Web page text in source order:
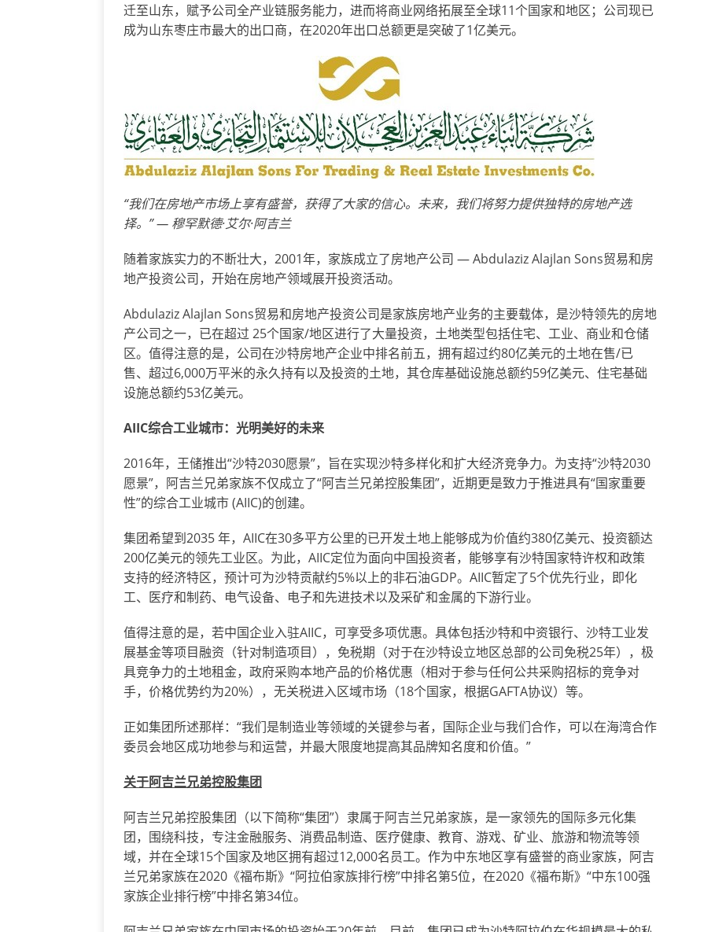
迁至山东，赋予公司全产业链服务能力，进而将商业网络拓展至全球11个国家和地区；公司现已
成为山东枣庄市最大的出口商，在2020年出口总额更是突破了1亿美元。
“我们在房地产市场上享有盛誉，获得了大家的信心。未来，我们将努力提供独特的房地产选
择。” — 穆罕默德·艾尔·阿吉兰
随着家族实力的不断壮大，2001年，家族成立了房地产公司 — Abdulaziz Alajlan Sons贸易和房
地产投资公司，开始在房地产领域展开投资活动。
Abdulaziz Alajlan Sons贸易和房地产投资公司是家族房地产业务的主要载体，是沙特领先的房地
产公司之一，已在超过 25个国家/地区进行了大量投资，土地类型包括住宅、工业、商业和仓储
区。值得注意的是，公司在沙特房地产企业中排名前五，拥有超过约80亿美元的土地在售/已
售、超过6,000万平米的永久持有以及投资的土地，其仓库基础设施总额约59亿美元、住宅基础
设施总额约53亿美元。
AIIC综合工业城市：光明美好的未来
2016年，王储推出“沙特2030愿景”，旨在实现沙特多样化和扩大经济竞争力。为支持“沙特2030
愿景”，阿吉兰兄弟家族不仅成立了“阿吉兰兄弟控股集团”，近期更是致力于推进具有“国家重要
性”的综合工业城市 (AIIC)的创建。
集团希望到2035 年，AIIC在30多平方公里的已开发土地上能够成为价值约380亿美元、投资额达
200亿美元的领先工业区。为此，AIIC定位为面向中国投资者，能够享有沙特国家特许权和政策
支持的经济特区，预计可为沙特贡献约5%以上的非石油GDP。AIIC暂定了5个优先行业，即化
工、医疗和制药、电气设备、电子和先进技术以及采矿和金属的下游行业。
值得注意的是，若中国企业入驻AIIC，可享受多项优惠。具体包括沙特和中资银行、沙特工业发
展基金等项目融资（针对制造项目），免税期（对于在沙特设立地区总部的公司免税25年），极
具竞争力的土地租金，政府采购本地产品的价格优惠（相对于参与任何公共采购招标的竞争对
手，价格优势约为20%），无关税进入区域市场（18个国家，根据GAFTA协议）等。
正如集团所述那样：“我们是制造业等领域的关键参与者，国际企业与我们合作，可以在海湾合作
委员会地区成功地参与和运营，并最大限度地提高其品牌知名度和价值。”
关于阿吉兰兄弟控股集团
阿吉兰兄弟控股集团（以下简称“集团”）隶属于阿吉兰兄弟家族，是一家领先的国际多元化集
团，围绕科技，专注金融服务、消费品制造、医疗健康、教育、游戏、矿业、旅游和物流等领
域，并在全球15个国家及地区拥有超过12,000名员工。作为中东地区享有盛誉的商业家族，阿吉
兰兄弟家族在2020《福布斯》“阿拉伯家族排行榜”中排名第5位，在2020《福布斯》“中东100强
家族企业排行榜”中排名第34位。